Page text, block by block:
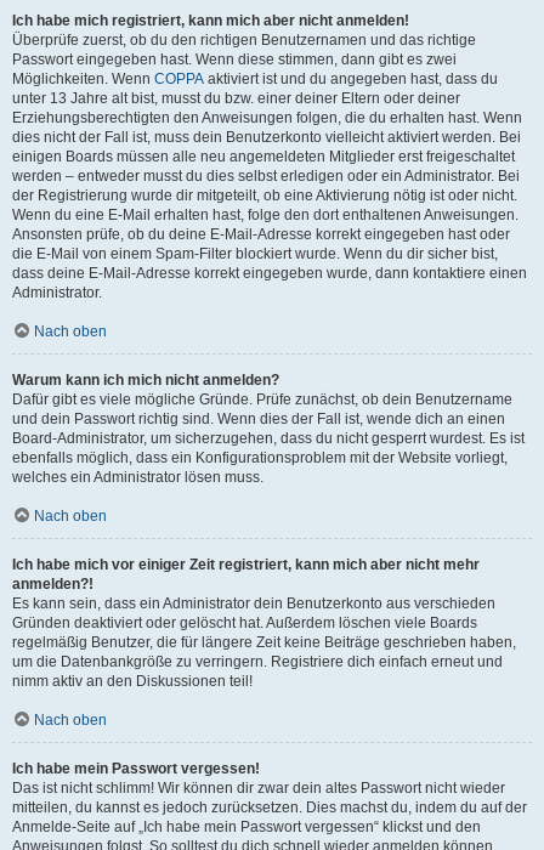
Ich habe mich registriert, kann mich aber nicht anmelden!
Überprüfe zuerst, ob du den richtigen Benutzernamen und das richtige
Passwort eingegeben hast. Wenn diese stimmen, dann gibt es zwei
Möglichkeiten. Wenn COPPA aktiviert ist und du angegeben hast, dass du
unter 13 Jahre alt bist, musst du bzw. einer deiner Eltern oder deiner
Erziehungsberechtigten den Anweisungen folgen, die du erhalten hast. Wenn
dies nicht der Fall ist, muss dein Benutzerkonto vielleicht aktiviert werden. Bei
einigen Boards müssen alle neu angemeldeten Mitglieder erst freigeschaltet
werden – entweder musst du dies selbst erledigen oder ein Administrator. Bei
der Registrierung wurde dir mitgeteilt, ob eine Aktivierung nötig ist oder nicht.
Wenn du eine E-Mail erhalten hast, folge den dort enthaltenen Anweisungen.
Ansonsten prüfe, ob du deine E-Mail-Adresse korrekt eingegeben hast oder
die E-Mail von einem Spam-Filter blockiert wurde. Wenn du dir sicher bist,
dass deine E-Mail-Adresse korrekt eingegeben wurde, dann kontaktiere einen
Administrator.
Nach oben
Warum kann ich mich nicht anmelden?
Dafür gibt es viele mögliche Gründe. Prüfe zunächst, ob dein Benutzername
und dein Passwort richtig sind. Wenn dies der Fall ist, wende dich an einen
Board-Administrator, um sicherzugehen, dass du nicht gesperrt wurdest. Es ist
ebenfalls möglich, dass ein Konfigurationsproblem mit der Website vorliegt,
welches ein Administrator lösen muss.
Nach oben
Ich habe mich vor einiger Zeit registriert, kann mich aber nicht mehr
anmelden?!
Es kann sein, dass ein Administrator dein Benutzerkonto aus verschieden
Gründen deaktiviert oder gelöscht hat. Außerdem löschen viele Boards
regelmäßig Benutzer, die für längere Zeit keine Beiträge geschrieben haben,
um die Datenbankgröße zu verringern. Registriere dich einfach erneut und
nimm aktiv an den Diskussionen teil!
Nach oben
Ich habe mein Passwort vergessen!
Das ist nicht schlimm! Wir können dir zwar dein altes Passwort nicht wieder
mitteilen, du kannst es jedoch zurücksetzen. Dies machst du, indem du auf der
Anmelde-Seite auf „Ich habe mein Passwort vergessen“ klickst und den
Anweisungen folgst. So solltest du dich schnell wieder anmelden können.